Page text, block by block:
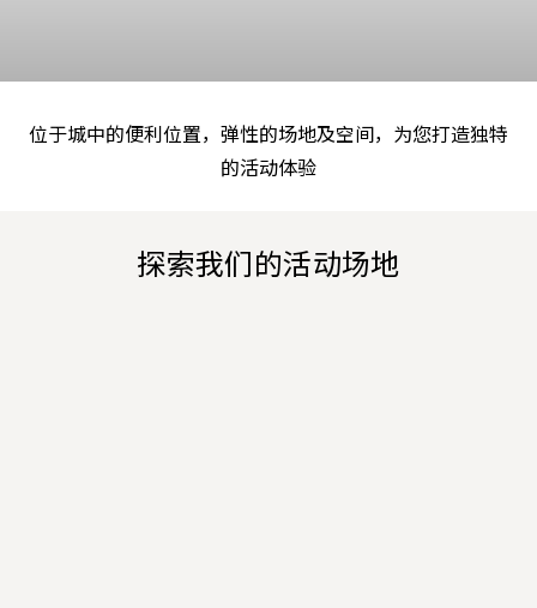
位于城中的便利位置，弹性的场地及空间，为您打造独特
的活动体验
探索我们的活动场地